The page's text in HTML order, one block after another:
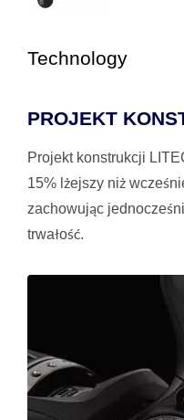
Technology
PROJEKT
Projekt konstrukcji
15% lżejszy niż
zachowując
trwałość.